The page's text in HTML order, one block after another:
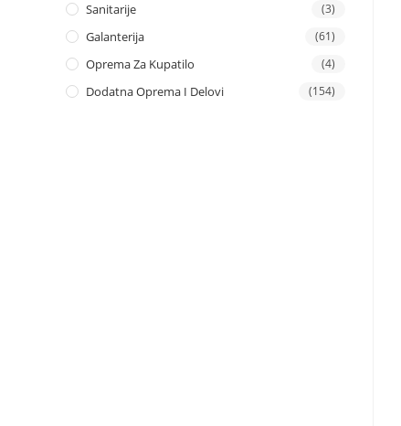
Sanitarije (3)
Galanterija (61)
Oprema Za Kupatilo (4)
Dodatna Oprema I Delovi (154)